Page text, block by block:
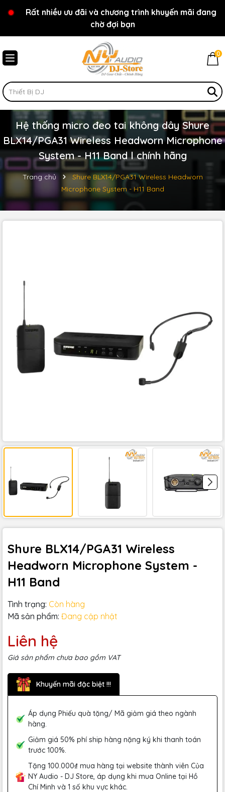
Chào mừng bạn đến với cửa hàng NY Audio - DJ
Store
Rất nhiều ưu đãi và chương trình khuyến mãi đang
chờ đợi bạn
0
Hệ thống micro đeo tai không dây Shure
BLX14/PGA31 Wireless Headworn Microphone
System - H11 Band l chính hãng
Trang chủ
Shure BLX14/PGA31 Wireless Headworn
Microphone System - H11 Band
Shure BLX14/PGA31 Wireless
Headworn Microphone System -
H11 Band
Tình trạng: Còn hàng
Mã sản phẩm: Đang cập nhật
Liên hệ
Giá sản phẩm chưa bao gồm VAT
Khuyến mãi đặc biệt !!!
Áp dụng Phiếu quà tặng/ Mã giảm giá theo ngành
hàng.
Giảm giá 50% phí ship hàng nặng ký khi thanh toán
trước 100%.
Tặng 100.000₫ mua hàng tại website thành viên Của
NY Audio - DJ Store, áp dụng khi mua Online tại Hồ
Chí Minh và 1 số khu vực khác.